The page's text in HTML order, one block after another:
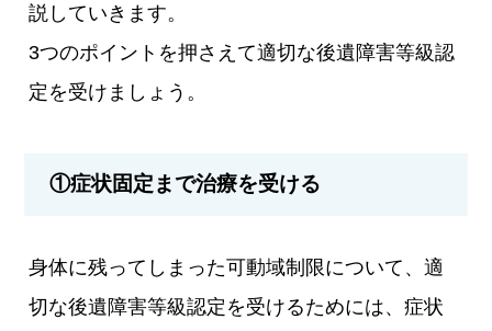
説していきます。
3つのポイントを押さえて適切な後遺障害等級認
定を受けましょう。
①症状固定まで治療を受ける
身体に残ってしまった可動域制限について、適
切な後遺障害等級認定を受けるためには、症状